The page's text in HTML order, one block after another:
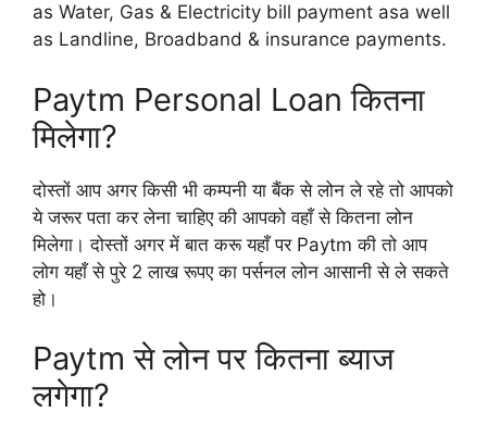
as Water, Gas & Electricity bill payment asa well
as Landline, Broadband & insurance payments.
Paytm Personal Loan कितना
मिलेगा?
दोस्तों आप अगर किसी भी कम्पनी या बैंक से लोन ले रहे तो आपको
ये जरूर पता कर लेना चाहिए की आपको वहाँ से कितना लोन
मिलेगा। दोस्तों अगर में बात करू यहाँ पर Paytm की तो आप
लोग यहाँ से पुरे 2 लाख रूपए का पर्सनल लोन आसानी से ले सकते
हो।
Paytm से लोन पर कितना ब्याज
लगेगा?